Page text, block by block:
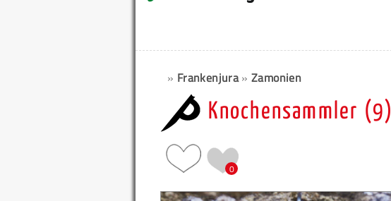
» Frankenjura»Zamonien
Knochensammler (9)
0